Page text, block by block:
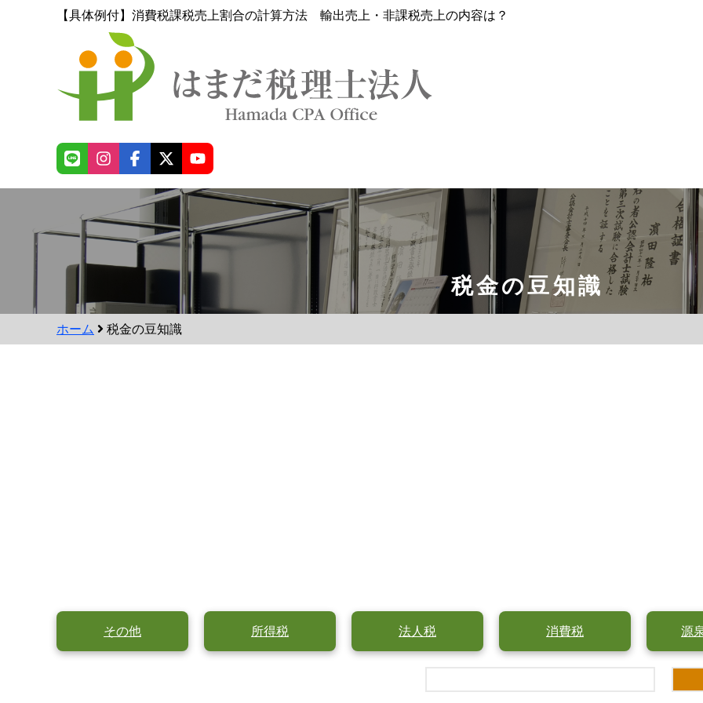
【具体例付】消費税課税売上割合の計算方法 輸出売上・非課税売上の内容は？
税金の豆知識
ホーム 税金の豆知識
その他 所得税 法人税 消費税 源